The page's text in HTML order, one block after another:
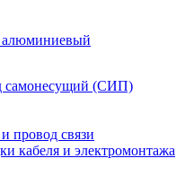
алюминиевый
самонесущий (СИП)
провод связи
кабеля и электромонтажа